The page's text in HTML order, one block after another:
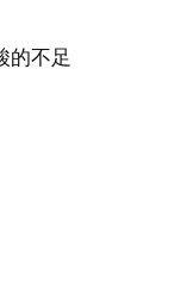
的不足